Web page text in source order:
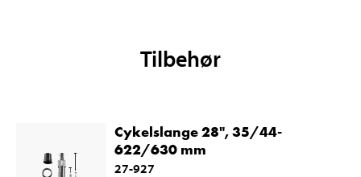
Tilbehør
Cykelslange 28", 35/44-
622/630 mm
27-927